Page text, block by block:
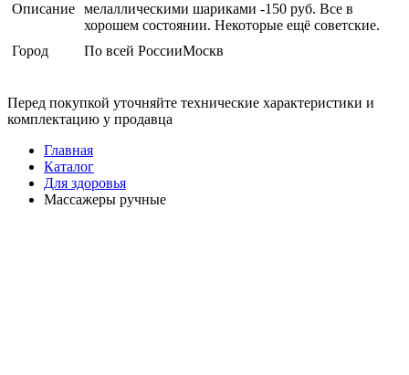
Описание мелаллическими шариками -150 руб. Все в
хорошем состоянии. Некоторые ещё советские.
Город
По всей РоссииМоскв
Перед покупкой уточняйте технические характеристики и
комплектацию у продавца
Главная
Каталог
Для здоровья
Массажеры ручные